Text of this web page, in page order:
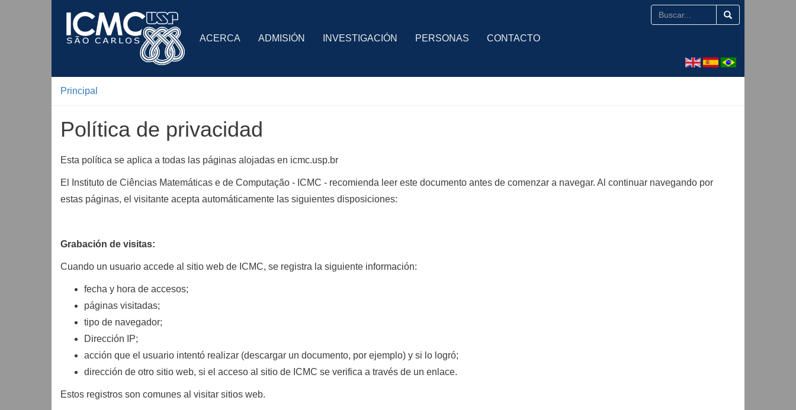
ACERCA ADMISIÓN INVESTIGACIÓN PERSONAS CONTACTO
Principal
Política de privacidad
Esta política se aplica a todas las páginas alojadas en icmc.usp.br
El Instituto de Ciências Matemáticas e de Computação - ICMC - recomienda leer este documento antes de comenzar a navegar. Al continuar navegando por
estas páginas, el visitante acepta automáticamente las siguientes disposiciones:
Grabación de visitas:
Cuando un usuario accede al sitio web de ICMC, se registra la siguiente información:
fecha y hora de accesos;
páginas visitadas;
tipo de navegador;
Dirección IP;
acción que el usuario intentó realizar (descargar un documento, por ejemplo) y si lo logró;
dirección de otro sitio web, si el acceso al sitio de ICMC se verifica a través de un enlace.
Estos registros son comunes al visitar sitios web.